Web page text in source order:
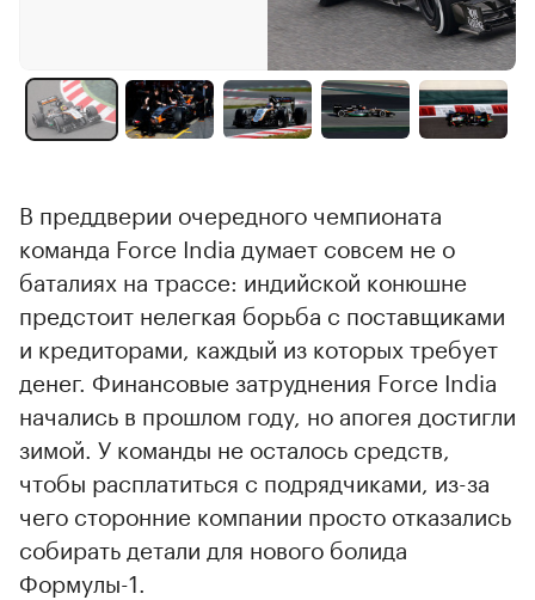
В преддверии очередного чемпионата
команда Force India думает совсем не о
баталиях на трассе: индийской конюшне
предстоит нелегкая борьба с поставщиками
и кредиторами, каждый из которых требует
денег. Финансовые затруднения Force India
начались в прошлом году, но апогея достигли
зимой. У команды не осталось средств,
чтобы расплатиться с подрядчиками, из-за
чего сторонние компании просто отказались
собирать детали для нового болида
Формулы-1.